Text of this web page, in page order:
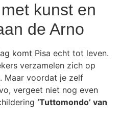
kunst en
de Arno
komt Pisa echt tot leven.
verzamelen zich op
Maar voordat je zelf
vergeet niet nog even
‘Tuttomondo’ van